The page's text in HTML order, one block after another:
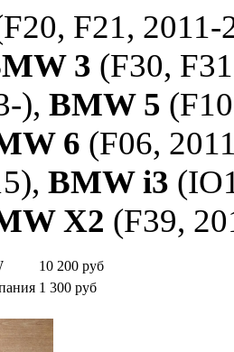
F21,
3 (F30,
), BMW 5
6 (F06,
BMW i3
X2 (F39,
10 200 руб
1 300 руб